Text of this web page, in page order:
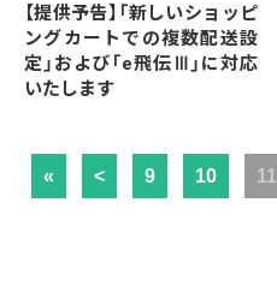
【提供予告】「新しいショッピ
ングカートでの複数配送設
定」および「e飛伝Ⅲ」に対応
いたします
« < 9 10 11